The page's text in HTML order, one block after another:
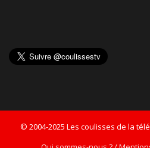
© 2004-2025 Les coulisses de la